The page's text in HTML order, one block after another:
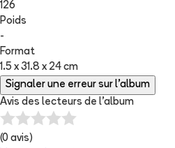
126
Poids
-
Format
1.5 x 31.8 x 24 cm
Signaler une erreur sur l'album
Avis des lecteurs de l'album
(0 avis)